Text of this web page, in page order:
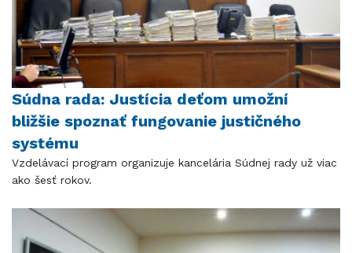
Súdna rada: Justícia deťom umožní
bližšie spoznať fungovanie justičného
systému
Vzdelávací program organizuje kancelária Súdnej rady už viac
ako šesť rokov.